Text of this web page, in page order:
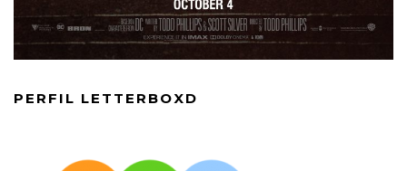
PERFIL LETTERBOXD